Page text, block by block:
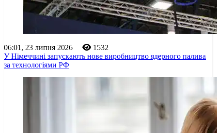
06:01, 23 липня 2026
1532
У Німеччині запускають нове виробництво ядерного палива
за технологіями РФ